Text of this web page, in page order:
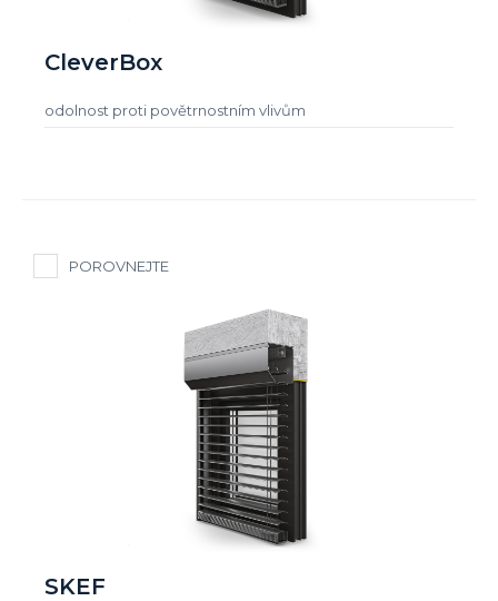
CleverBox
odolnost proti povětrnostním vlivům
POROVNEJTE
SKEF